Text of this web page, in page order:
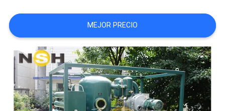
CITA
MAPA
DEL
SITIO
MEJOR PRECIO